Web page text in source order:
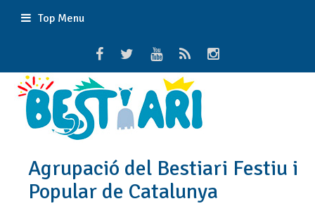
Top Menu
Agrupació del Bestiari Festiu i
Popular de Catalunya